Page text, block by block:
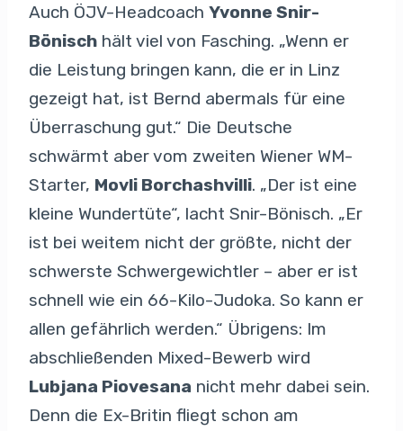
Auch ÖJV-Headcoach Yvonne Snir-
Bönisch hält viel von Fasching. „Wenn er
die Leistung bringen kann, die er in Linz
gezeigt hat, ist Bernd abermals für eine
Überraschung gut.“ Die Deutsche
schwärmt aber vom zweiten Wiener WM-
Starter, Movli Borchashvilli. „Der ist eine
kleine Wundertüte“, lacht Snir-Bönisch. „Er
ist bei weitem nicht der größte, nicht der
schwerste Schwergewichtler – aber er ist
schnell wie ein 66-Kilo-Judoka. So kann er
allen gefährlich werden.“ Übrigens: Im
abschließenden Mixed-Bewerb wird
Lubjana Piovesana nicht mehr dabei sein.
Denn die Ex-Britin fliegt schon am